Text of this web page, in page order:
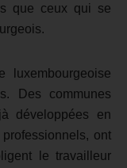
que ceux qui se
luxembourgeoise
Des communes
développées en
ont
le travailleur